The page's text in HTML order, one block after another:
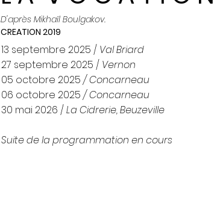
D'après Mikhaïl Boulgakov.
CREATION 2019
13 septembre 2025 / Val Briard
27 septembre 2025 / Vernon
05 octobre 2025/ Concarneau
06 octobre 2025/ Concarneau
30 mai 2026 /La Cidrerie, Beuzeville
Suite de la programmation en cours